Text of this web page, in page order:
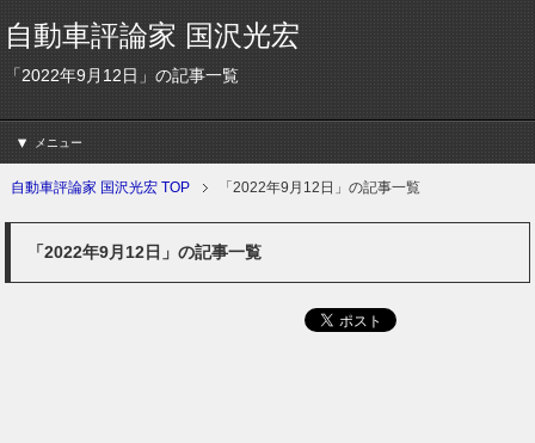
自動車評論家 国沢光宏
「2022年9月12日」の記事一覧
メニュー
自動車評論家 国沢光宏 TOP 「2022年9月12日」の記事一覧
「2022年9月12日」の記事一覧